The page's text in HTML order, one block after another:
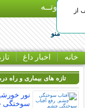
بـیتوتــه
منو
خانه اخبار داغ
تخفیف از
تازه های بیماری و راه
نور